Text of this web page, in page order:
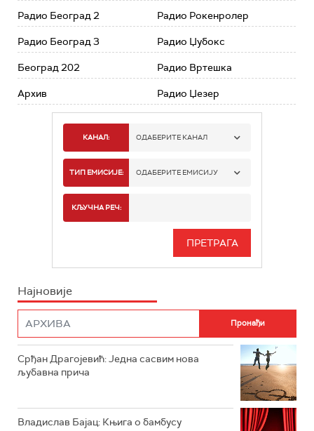
Радио Београд 2
Радио Београд 3
Београд 202
Архив
Радио Рокенролер
Радио Џубокс
Радио Вртешка
Радио Џезер
КАНАЛ: ОДАБЕРИТЕ КАНАЛ
РАДИО БЕОГРАД 1
РАДИО БЕОГРАД 3
РАДИО РОКЕНРОЛЕР
РАДИО ЏЕЗЕР
ТИП ЕМИСИЈЕ: ОДАБЕРИТЕ ЕМИСИЈУ
ИНФО
КЉУЧНА РЕЧ:
Најновије
Срђан Драгојевић: Једна сасвим нова
љубавна прича
Владислав Бајац: Књига о бамбусу